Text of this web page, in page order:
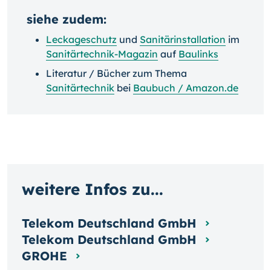
siehe zudem:
Leckageschutz und Sanitärinstallation im
Sanitärtechnik-Magazin auf Baulinks
Literatur / Bücher zum Thema
Sanitärtechnik bei Baubuch / Amazon.de
weitere Infos zu...
Telekom Deutschland GmbH
Telekom Deutschland GmbH
GROHE